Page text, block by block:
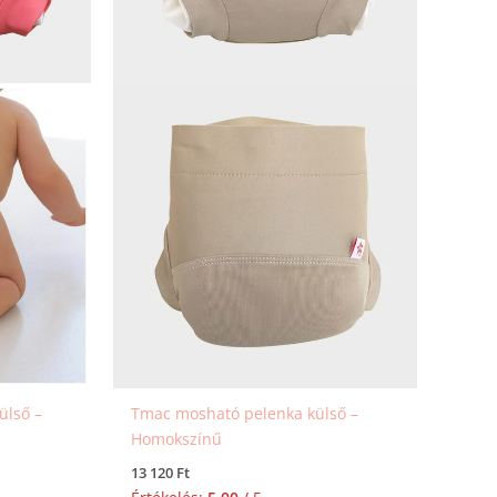
–
Tmac mosható pelenka külső –
Homokszínű
13 120 Ft
termékoldalon
választhatók